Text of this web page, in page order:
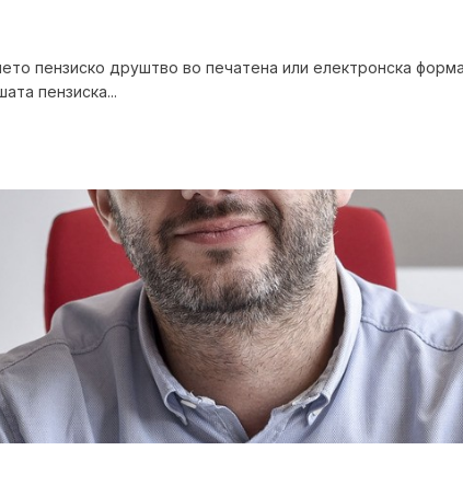
пензиско друштво во печатена или електронска
пензиска...